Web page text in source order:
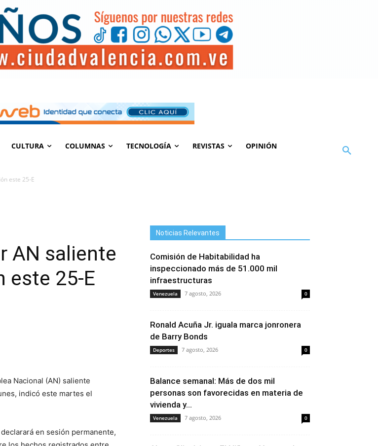
CULTURA COLUMNAS TECNOLOGÍA REVISTAS OPINIÓN
este 25-E
AN saliente
este 25-E
Nacional (AN) saliente
indicó este martes el
en sesión permanente,
Noticias Relevantes
Comisión de Habitabilidad ha
inspeccionado más de 51.000 mil
infraestructuras
Venezuela 7 agosto, 2026 0
Ronald Acuña Jr. iguala marca jonronera
de Barry Bonds
Deportes 7 agosto, 2026 0
Balance semanal: Más de dos mil
personas son favorecidas en materia de
vivienda y...
Venezuela 7 agosto, 2026 0